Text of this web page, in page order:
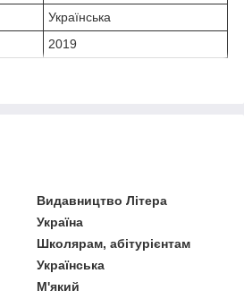
Українська
2019
Видавництво Літера
Україна
Школярам, абітурієнтам
Українська
М'який